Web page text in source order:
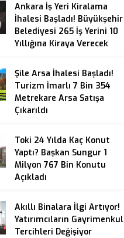
Ankara İş Yeri Kiralama
İhalesi Başladı! Büyükşehir
Belediyesi 265 İş Yerini 10
Yıllığına Kiraya Verecek
Şile Arsa İhalesi Başladı!
Turizm İmarlı 7 Bin 354
Metrekare Arsa Satışa
Çıkarıldı
Toki 24 Yılda Kaç Konut
Yaptı? Başkan Sungur 1
Milyon 767 Bin Konutu
Açıkladı
Akıllı Binalara İlgi Artıyor!
Yatırımcıların Gayrimenkul
Tercihleri Değişiyor